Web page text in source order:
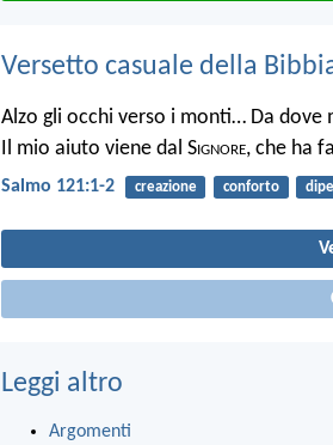
Versetto casuale della
Alzo gli occhi verso i monti… Da dove
Il mio aiuto viene dal Signore, che ha
Salmo 121:1-2 creazione conforto
Leggi altro
Argomenti